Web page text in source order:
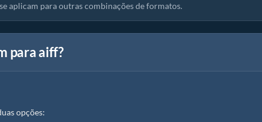
aplicam para outras combinações de formatos.
para aiff?
opções: